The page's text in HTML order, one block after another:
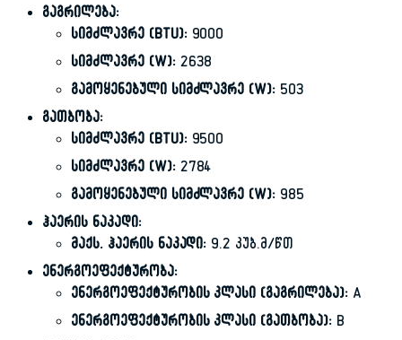
გაგრილება:
სიმძლავრე (BTU):9000
სიმძლავრე (W):2638
გამოყენებული სიმძლავრე (W): 503
გათბობა:
სიმძლავრე (BTU):9500
სიმძლავრე (W):2784
გამოყენებული სიმძლავრე (W): 985
ჰაერის ნაკადი:
მაქს. ჰაერის ნაკადი: 9.2 კუბ.მ/წთ
ენერგოეფექტურობა:
ენერგოეფექტურობის კლასი (გაგრილება):A
ენერგოეფექტურობის კლასი (გათბობა):B